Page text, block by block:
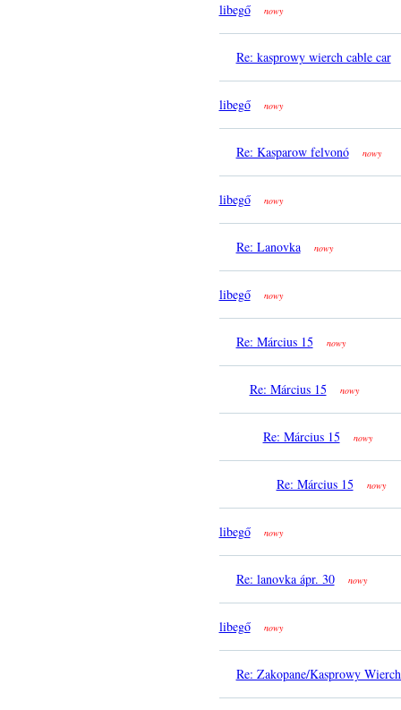
libegő nowy
Re: kasprowy wierch cable car
libegő nowy
Re: Kasparow felvonó nowy
libegő nowy
Re: Lanovka nowy
libegő nowy
Re: Március 15 nowy
Re: Március 15 nowy
Re: Március 15 nowy
Re: Március 15 nowy
libegő nowy
Re: lanovka ápr. 30 nowy
libegő nowy
Re: Zakopane/Kasprowy